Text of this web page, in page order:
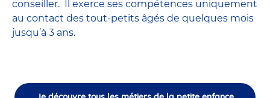
conseiller. Il exerce ses compétences uniquement
au contact des tout-petits âgés de quelques mois
jusqu’à 3 ans.